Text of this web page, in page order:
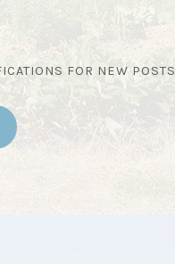
FOR NEW POSTS